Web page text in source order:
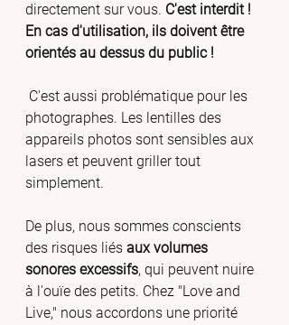
directement sur vous. C'est interdit !
En cas d'utilisation, ils doivent être
orientés au dessus du public !
C'est aussi problématique pour les
photographes. Les lentilles des
appareils photos sont sensibles aux
lasers et peuvent griller tout
simplement.
De plus, nous sommes conscients
des risques liés aux volumes
sonores excessifs, qui peuvent nuire
à l'ouïe des petits. Chez "Love and
Live," nous accordons une priorité